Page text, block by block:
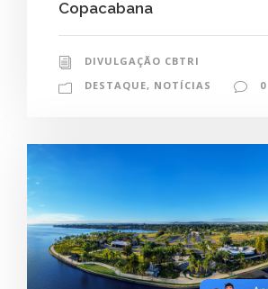
Copacabana
DIVULGAÇÃO CBTRI
DESTAQUE, NOTÍCIAS 0